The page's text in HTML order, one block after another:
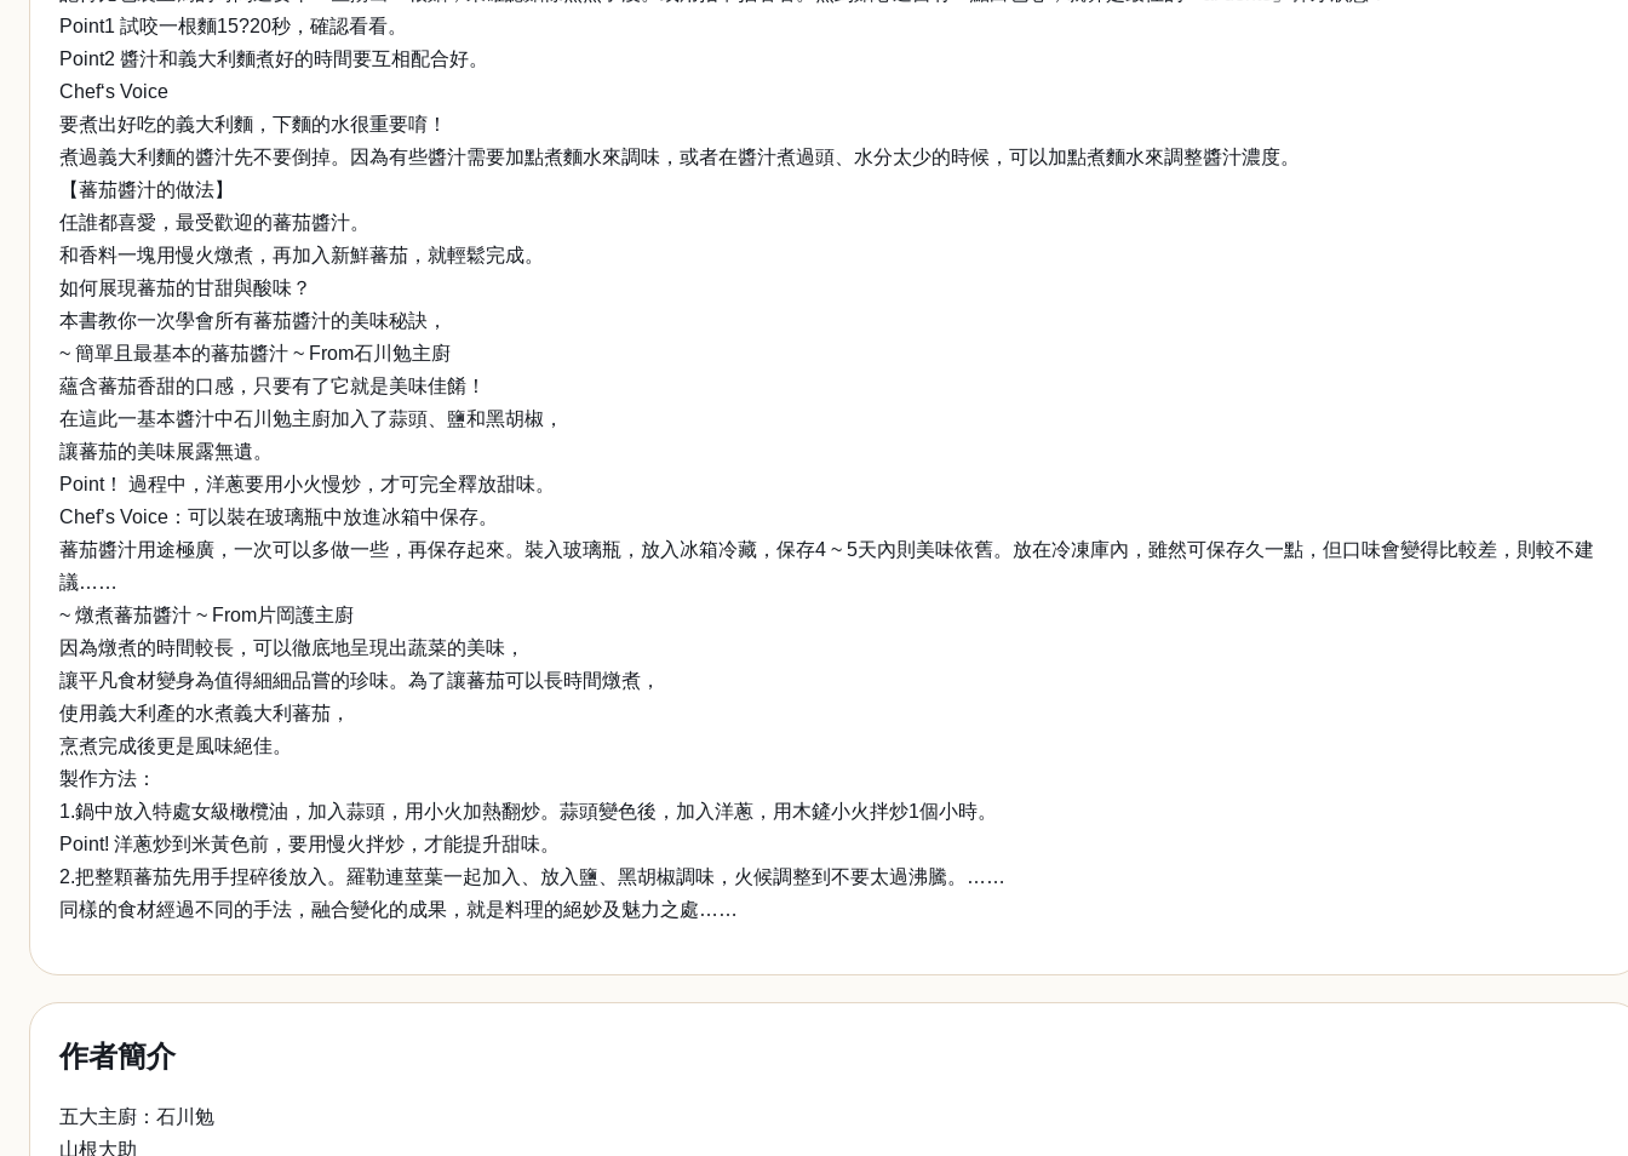
Point1 試咬一根麵15?20秒，確認看看。
Point2 醬汁和義大利麵煮好的時間要互相配合好。
Chef‘s Voice
要煮出好吃的義大利麵，下麵的水很重要唷！
煮過義大利麵的醬汁先不要倒掉。因為有些醬汁需要加點煮麵水來調味，或者在醬汁煮過頭、水分太少的時候，可以加點煮麵水來調整醬汁濃度。
【蕃茄醬汁的做法】
任誰都喜愛，最受歡迎的蕃茄醬汁。
和香料一塊用慢火燉煮，再加入新鮮蕃茄，就輕鬆完成。
如何展現蕃茄的甘甜與酸味？
本書教你一次學會所有蕃茄醬汁的美味秘訣，
~ 簡單且最基本的蕃茄醬汁 ~ From石川勉主廚
蘊含蕃茄香甜的口感，只要有了它就是美味佳餚！
在這此一基本醬汁中石川勉主廚加入了蒜頭、鹽和黑胡椒，
讓蕃茄的美味展露無遺。
Point！ 過程中，洋蔥要用小火慢炒，才可完全釋放甜味。
Chef’s Voice：可以裝在玻璃瓶中放進冰箱中保存。
蕃茄醬汁用途極廣，一次可以多做一些，再保存起來。裝入玻璃瓶，放入冰箱冷藏，保存4 ~ 5天內則美味依舊。放在冷凍庫內，雖然可保存久一點，但口味會變得比較差，則較不建
議……
~ 燉煮蕃茄醬汁 ~ From片岡護主廚
因為燉煮的時間較長，可以徹底地呈現出蔬菜的美味，
讓平凡食材變身為值得細細品嘗的珍味。為了讓蕃茄可以長時間燉煮，
使用義大利產的水煮義大利蕃茄，
烹煮完成後更是風味絕佳。
製作方法：
1.鍋中放入特處女級橄欖油，加入蒜頭，用小火加熱翻炒。蒜頭變色後，加入洋蔥，用木鏟小火拌炒1個小時。
Point! 洋蔥炒到米黃色前，要用慢火拌炒，才能提升甜味。
2.把整顆蕃茄先用手捏碎後放入。羅勒連莖葉一起加入、放入鹽、黑胡椒調味，火候調整到不要太過沸騰。……
同樣的食材經過不同的手法，融合變化的成果，就是料理的絕妙及魅力之處……
作者簡介
五大主廚：石川勉
山根大助